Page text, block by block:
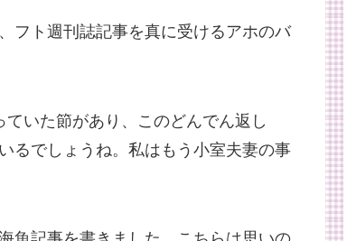
フト週刊誌記事を真に受けるアホのバ
いた節があり、このどんでん返し
るでしょうね。私はもう小室夫妻の事